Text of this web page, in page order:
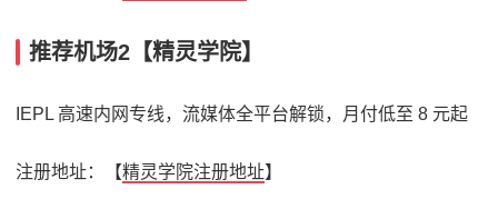
推荐机场2【精灵学院】
IEPL 高速内网专线，流媒体全平台解锁，月付低至 8 元起
注册地址：【精灵学院注册地址】